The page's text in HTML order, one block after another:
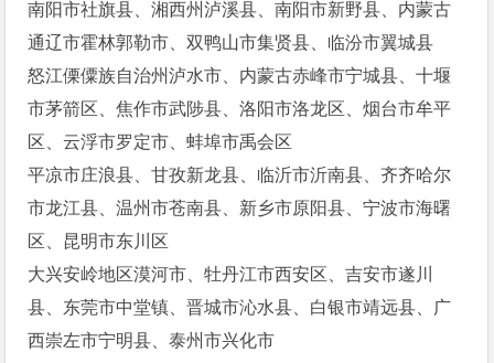
南阳市社旗县、湘西州泸溪县、南阳市新野县、内蒙古
通辽市霍林郭勒市、双鸭山市集贤县、临汾市翼城县
怒江傈僳族自治州泸水市、内蒙古赤峰市宁城县、十堰
市茅箭区、焦作市武陟县、洛阳市洛龙区、烟台市牟平
区、云浮市罗定市、蚌埠市禹会区
平凉市庄浪县、甘孜新龙县、临沂市沂南县、齐齐哈尔
市龙江县、温州市苍南县、新乡市原阳县、宁波市海曙
区、昆明市东川区
大兴安岭地区漠河市、牡丹江市西安区、吉安市遂川
县、东莞市中堂镇、晋城市沁水县、白银市靖远县、广
西崇左市宁明县、泰州市兴化市